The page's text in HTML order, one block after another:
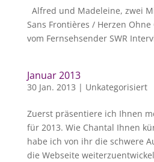
Alfred und Madeleine, zwei
Sans Frontières / Herzen Ohne
vom Fernsehsender SWR
Januar 2013
30 Jan. 2013 | Unkategorisiert
Zuerst präsentiere ich Ihnen
für 2013. Wie Chantal Ihnen
habe ich von ihr die schwere
die Webseite